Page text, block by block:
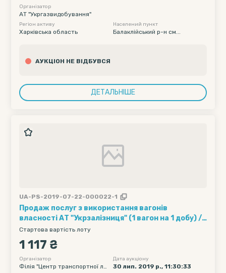
Організатор
АТ "Укргазвидобування"
Регіон активу
Харківська область
Населений пункт
Балаклійський р-н см...
АУКЦІОН НЕ ВІДБУВСЯ
ДЕТАЛЬНІШЕ
UA-PS-2019-07-22-000022-1
Продаж послуг з використання вагонів
власності АТ "Укрзалізниця" (1 вагон на 1 добу) ///
Кількість вагонів - 5, Рухомий склад - 95, Полігон
навантаження - Без обмеження, Дата подачі
вагону початкова - 2019-08-12 00:00, Дата
подачі вагону кінцева - 2019-08-12 23:59
Стартова вартість лоту
1 117 ₴
Організатор
Філія "Центр транспортної ло
Дата аукціону
30 лип. 2019 р., 11:30:33